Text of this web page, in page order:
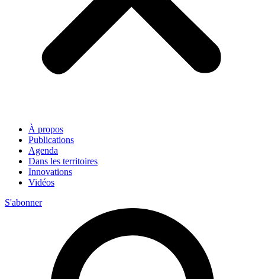
À propos
Publications
Agenda
Dans les territoires
Innovations
Vidéos
S'abonner